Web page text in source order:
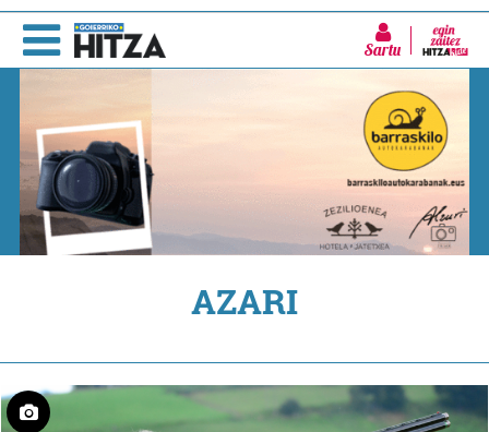
Sartu
AZARI